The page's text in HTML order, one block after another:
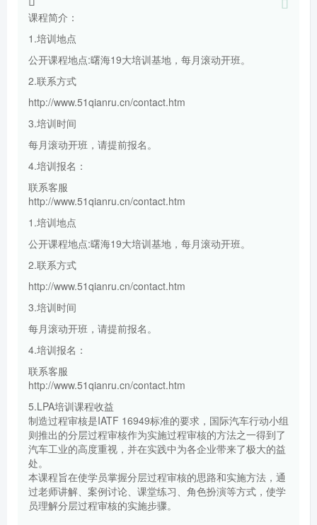
课程简介：
1.培训地点
公开课程地点:曙海19大培训基地，每月滚动开班。
2.联系方式
http://www.51qianru.cn/contact.htm
3.培训时间
每月滚动开班，请提前报名。
4.培训报名：
联系客服
http://www.51qianru.cn/contact.htm
1.培训地点
公开课程地点:曙海19大培训基地，每月滚动开班。
2.联系方式
http://www.51qianru.cn/contact.htm
3.培训时间
每月滚动开班，请提前报名。
4.培训报名：
联系客服
http://www.51qianru.cn/contact.htm
5.LPA培训课程收益
制造过程审核是IATF 16949标准的要求，国际汽车行动小组
则推出的分层过程审核作为实施过程审核的方法之一得到了
汽车工业的高度重视，并在实践中为各企业带来了极大的益
处。
本课程旨在使学员掌握分层过程审核的思路和实施方法，通
过老师讲解、案例讨论、课堂练习、角色扮演等方式，使学
员理解分层过程审核的实施步骤。